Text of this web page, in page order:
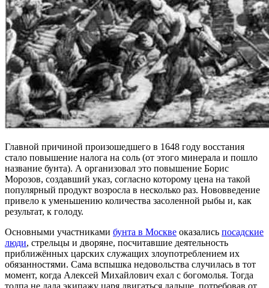
Главной причиной произошедшего в 1648 году восстания
стало повышение налога на соль (от этого минерала и пошло
название бунта). А организовал это повышение Борис
Морозов, создавший указ, согласно которому цена на такой
популярный продукт возросла в несколько раз. Нововведение
привело к уменьшению количества засоленной рыбы и, как
результат, к голоду.
Основными участниками бунта в Москве оказались посадские
люди, стрельцы и дворяне, посчитавшие деятельность
приближённых царских служащих злоупотреблением их
обязанностями. Сама вспышка недовольства случилась в тот
момент, когда Алексей Михайлович ехал с богомолья. Тогда
толпа не дала экипажу царя двигаться дальше, потребовав от